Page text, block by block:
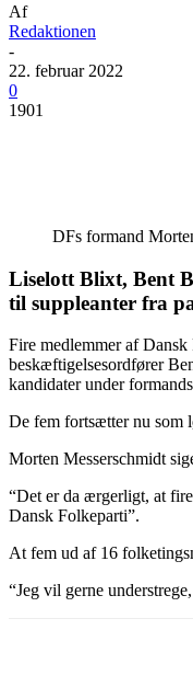
Af
Redaktionen
-
22. februar 2022
0
1901
DFs formand
Liselott Blixt, Bent
til suppleanter fra
Fire medlemmer af
beskæftigelsesordfører
kandidater under
De fem fortsætter nu som
Morten Messerschmidt
“Det er da ærgerligt, at
Dansk Folkeparti”.
At fem ud af 16
“Jeg vil gerne